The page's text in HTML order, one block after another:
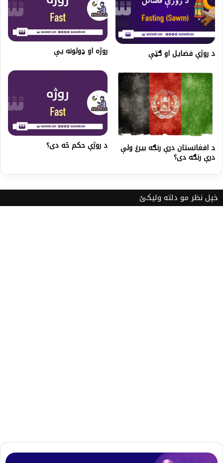
د روژې فضایل او ګټې روژه او ډولونه یې
د افغانستان درې رنګه بیرغ ولې
درې رنګه دی؟
د روژې حکم څه دی؟
خپل نظر مو دلته ولیکئ